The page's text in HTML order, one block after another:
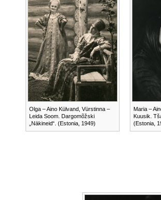
Olga – Aino Külvand, Vürstinna –
Leida Soom. Dargomõžski
„Näkineid“. (Estonia, 1949)
Maria –
Kuusik.
(Estonia,